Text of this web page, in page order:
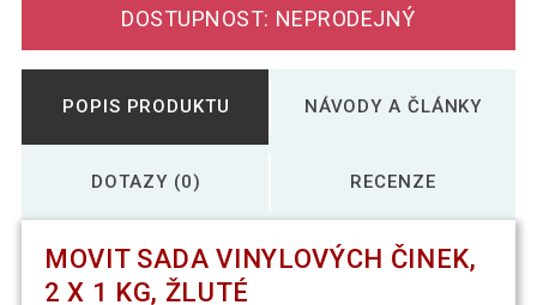
MOVIT Sada vinylových činek, 2 x 3 kg,
červené
MOVIT Sada vinylových činek, 2 x 5 kg,
černé
DOSTUPNOST: NEPRODEJNÝ
POPIS PRODUKTU NÁVODY A ČLÁNKY
DOTAZY (0) RECENZE
MOVIT SADA VINYLOVÝCH ČINEK,
2 X 1 KG, ŽLUTÉ